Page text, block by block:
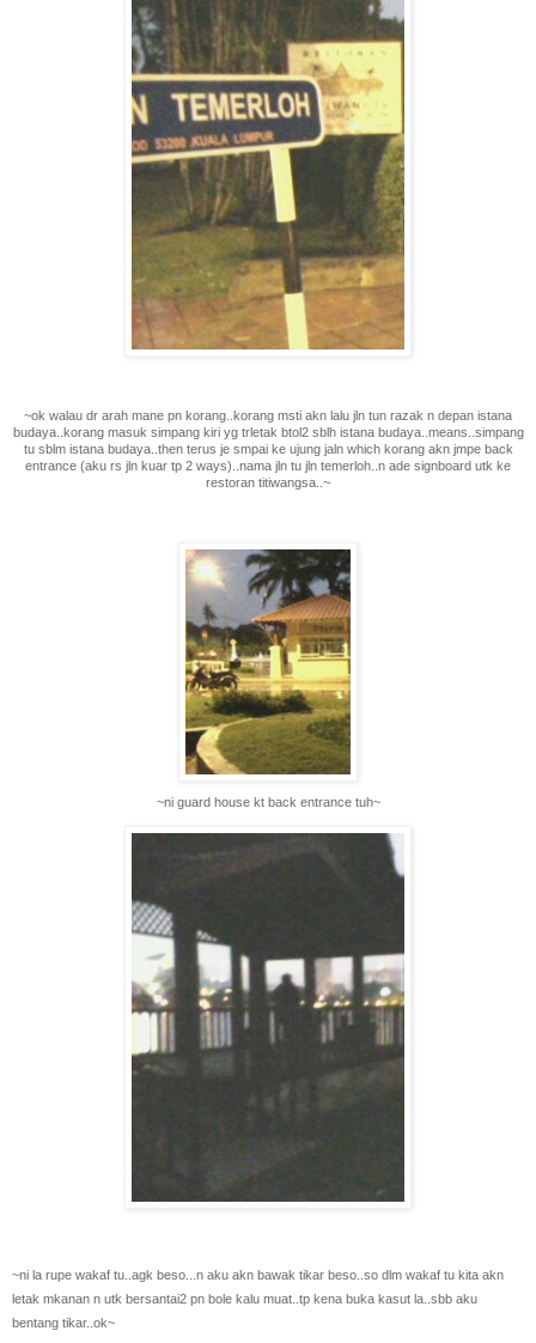
~ok walau dr arah mane pn korang..korang msti akn lalu jln tun razak n depan istana
budaya..korang masuk simpang kiri yg trletak btol2 sblh istana budaya..means..simpang
tu sblm istana budaya..then terus je smpai ke ujung jaln which korang akn jmpe back
entrance (aku rs jln kuar tp 2 ways)..nama jln tu jln temerloh..n ade signboard utk ke
restoran titiwangsa..~
~ni guard house kt back entrance tuh~
~ni la rupe wakaf tu..agk beso...n aku akn bawak tikar beso..so dlm wakaf tu kita akn
letak mkanan n utk bersantai2 pn bole kalu muat..tp kena buka kasut la..sbb aku
bentang tikar..ok~